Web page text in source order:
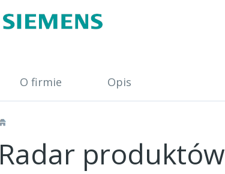
O firmie Opis
Radar produktów